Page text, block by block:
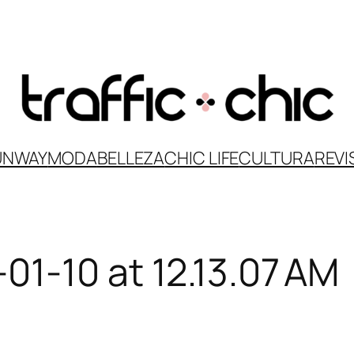
MODABELLEZACHIC LIFECULTURA
10 at 12.13.07 AM